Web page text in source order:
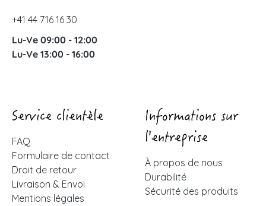
+41 44 716 16 30
Lu-Ve 09:00 - 12:00
Lu-Ve 13:00 - 16:00
Service clientèle
FAQ
Formulaire de contact
Droit de retour
Livraison & Envoi
Mentions légales
Informations sur
l'entreprise
À propos de nous
Durabilité
Sécurité des produits